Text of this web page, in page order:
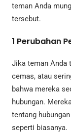
teman Anda
tersebut.
1 Perubahan
Jika teman Anda
cemas, atau
bahwa mereka
hubungan.
tentang
seperti biasanya.